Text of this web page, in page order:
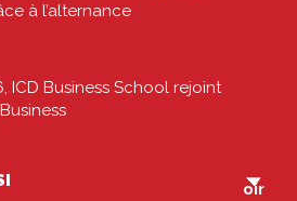
à l’alternance
ICD Business School rejoint
oir